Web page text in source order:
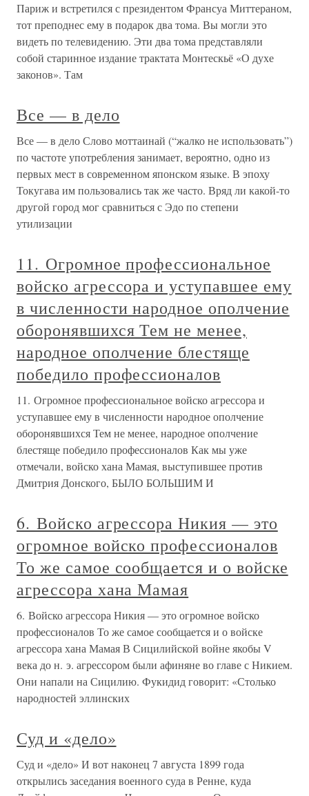
Париж и встретился с президентом Франсуа Миттераном,
тот преподнес ему в подарок два тома. Вы могли это
видеть по телевидению. Эти два тома представляли
собой старинное издание трактата Монтескьё «О духе
законов». Там
Все — в дело
Все — в дело Слово моттаинай (“жалко не использовать”)
по частоте употребления занимает, вероятно, одно из
первых мест в современном японском языке. В эпоху
Токугава им пользовались так же часто. Вряд ли какой-то
другой город мог сравниться с Эдо по степени
утилизации
11. Огромное профессиональное
войско агрессора и уступавшее ему
в численности народное ополчение
оборонявшихся Тем не менее,
народное ополчение блестяще
победило профессионалов
11. Огромное профессиональное войско агрессора и
уступавшее ему в численности народное ополчение
оборонявшихся Тем не менее, народное ополчение
блестяще победило профессионалов Как мы уже
отмечали, войско хана Мамая, выступившее против
Дмитрия Донского, БЫЛО БОЛЬШИМ И
6. Войско агрессора Никия — это
огромное войско профессионалов
То же самое сообщается и о войске
агрессора хана Мамая
6. Войско агрессора Никия — это огромное войско
профессионалов То же самое сообщается и о войске
агрессора хана Мамая В Сицилийской войне якобы V
века до н. э. агрессором были афиняне во главе с Никием.
Они напали на Сицилию. Фукидид говорит: «Столько
народностей эллинских
Суд и «дело»
Суд и «дело» И вот наконец 7 августа 1899 года
открылись заседания военного суда в Ренне, куда